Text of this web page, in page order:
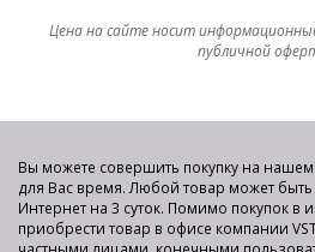
Цена на сайте носит
публичной
Вы можете совершить покупку на нашем
для Вас время. Любой товар может
Интернет на 3 суток. Помимо покупок в
приобрести товар в офисе компании